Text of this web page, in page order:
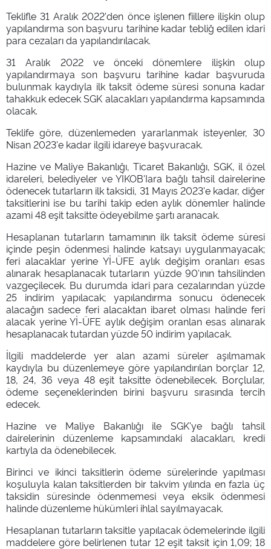
Teklifle 31 Aralık 2022'den önce işlenen fiillere ilişkin olup
yapılandırma son başvuru tarihine kadar tebliğ edilen idari
para cezaları da yapılandırılacak.
31 Aralık 2022 ve önceki dönemlere ilişkin olup
yapılandırmaya son başvuru tarihine kadar başvuruda
bulunmak kaydıyla ilk taksit ödeme süresi sonuna kadar
tahakkuk edecek SGK alacakları yapılandırma kapsamında
olacak.
Teklife göre, düzenlemeden yararlanmak isteyenler, 30
Nisan 2023'e kadar ilgili idareye başvuracak.
Hazine ve Maliye Bakanlığı, Ticaret Bakanlığı, SGK, il özel
idareleri, belediyeler ve YİKOB'Iara bağlı tahsil dairelerine
ödenecek tutarların ilk taksidi, 31 Mayıs 2023'e kadar, diğer
taksitlerini ise bu tarihi takip eden aylık dönemler halinde
azami 48 eşit taksitte ödeyebilme şartı aranacak.
Hesaplanan tutarların tamamının ilk taksit ödeme süresi
içinde peşin ödenmesi halinde katsayı uygulanmayacak;
feri alacaklar yerine Yİ-ÜFE aylık değişim oranları esas
alınarak hesaplanacak tutarların yüzde 90'ının tahsilinden
vazgeçilecek. Bu durumda idari para cezalarından yüzde
25 indirim yapılacak; yapılandırma sonucu ödenecek
alacağın sadece feri alacaktan ibaret olması halinde feri
alacak yerine Yİ-ÜFE aylık değişim oranlan esas alınarak
hesaplanacak tutardan yüzde 50 indirim yapılacak.
İlgili maddelerde yer alan azami süreler aşılmamak
kaydıyla bu düzenlemeye göre yapılandırılan borçlar 12,
18, 24, 36 veya 48 eşit taksitte ödenebilecek. Borçlular,
ödeme seçeneklerinden birini başvuru sırasında tercih
edecek.
Hazine ve Maliye Bakanlığı ile SGK'ye bağlı tahsil
dairelerinin düzenleme kapsamındaki alacakları, kredi
kartıyla da ödenebilecek.
Birinci ve ikinci taksitlerin ödeme sürelerinde yapılması
koşuluyla kalan taksitlerden bir takvim yılında en fazla üç
taksidin süresinde ödenmemesi veya eksik ödenmesi
halinde düzenleme hükümleri ihlal sayılmayacak.
Hesaplanan tutarların taksitle yapılacak ödemelerinde ilgili
maddelere göre belirlenen tutar 12 eşit taksit için 1,09; 18